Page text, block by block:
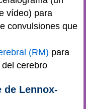
vídeo) para
convulsiones que
(RM) para
cerebro
de Lennox-